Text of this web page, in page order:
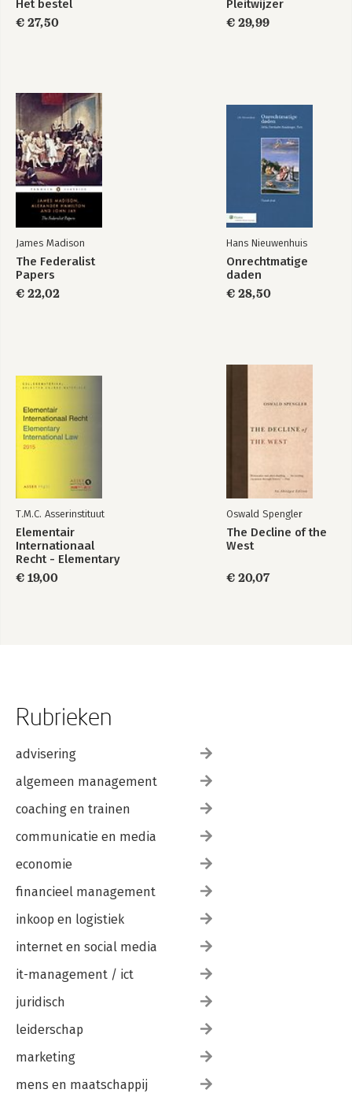
Gebruik je hersens Leer als een speer
Het bestel
€ 27,50
Pleitwijzer
€ 29,99
James Madison
The Federalist
Papers
€ 22,02
Hans Nieuwenhuis
Onrechtmatige
daden
€ 28,50
T.M.C. Asserinstituut
Elementair
Internationaal
Recht - Elementary
International Law
2015
€ 19,00
Oswald Spengler
The Decline of the
West
€ 20,07
Rubrieken
advisering
algemeen management
coaching en trainen
communicatie en media
economie
financieel management
inkoop en logistiek
internet en social media
it-management / ict
juridisch
leiderschap
marketing
mens en maatschappij